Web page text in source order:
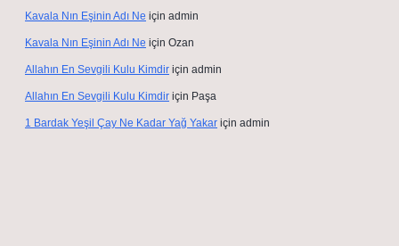
Kavala Nın Eşinin Adı Ne için admin
Kavala Nın Eşinin Adı Ne için Ozan
Allahın En Sevgili Kulu Kimdir için admin
Allahın En Sevgili Kulu Kimdir için Paşa
1 Bardak Yeşil Çay Ne Kadar Yağ Yakar için admin